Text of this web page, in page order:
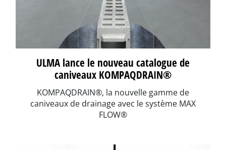
ULMA lance le nouveau catalogue de
caniveaux KOMPAQDRAIN®
KOMPAQDRAIN®, la nouvelle gamme de
caniveaux de drainage avec le système MAX
FLOW®